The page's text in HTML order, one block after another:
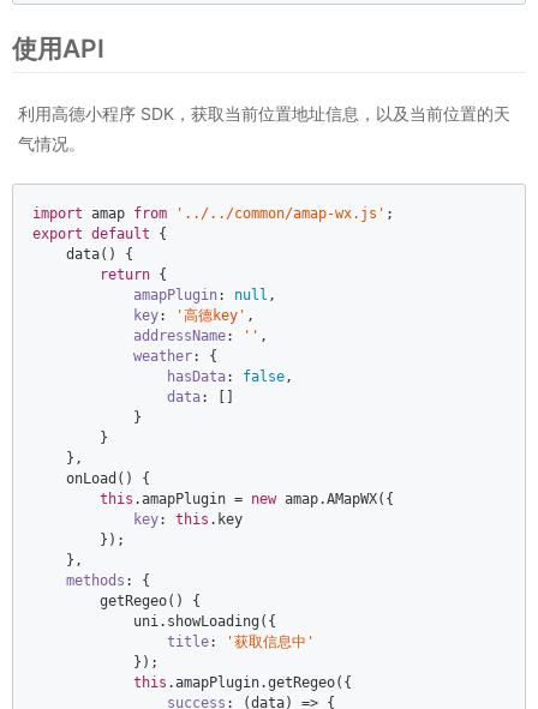
使用API
利用高德小程序 SDK，获取当前位置地址信息，以及当前位置的天
气情况。
import amap from '../../common/amap-wx.js'
export default {
    data() {
return {
amapPlugin: null ,
key: '高德key' ,
addressName: '' ,
weather: {
hasData: false,
data: []
            }
        }
    },
    onLoad() {
this .amapPlugin = new amap.AMapWX({
key: this .key
        });
    },
methods : {
        getRegeo() {
            uni.showLoading({
title:
'获取信息中'
            });
this .amapPlugin.getRegeo({
success : (data) => {